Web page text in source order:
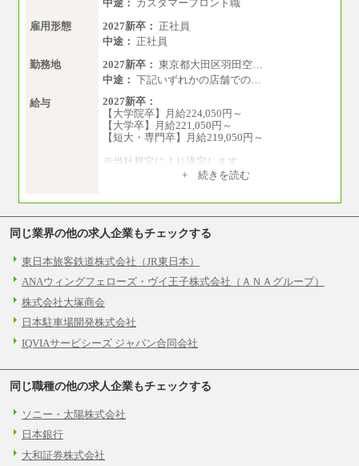
総合職 月給242,000円＋地域間調整給
訪日事業職 月給202,000～227,000円＋地域間
調整給
※詳細はJTBキャリアサイトよりご確認くださ
い。
■(株)JTBビジネストランスフォーム
総合職 月給205,000～225,000円＋地域間調整
給
エリア総合職 月給185,000円＋地域間調整給
※詳細はJTBキャリアサイトよりご確認くださ
い。
■(株)JTBデータサービス ※2027年新卒募集終
総合職 月給186,000～194,000円＋地域手当
※詳細はJTBキャリアサイトよりご確認くださ
い。
■I&Jデジタルイノベーション(株)
総合職 月給224,500～242,600円＋地域手当
※詳細はJTBキャリアサイトよりご確認くださ
い。
＜有期社員コース＞
■(株)JTBビジネストランスフォーム
有期契約職 月給185,000～195,000円
※詳細はJTBキャリアサイトよりご確認くださ
■(株)JTBパブリッシング ※2027年新卒募集終
総合職 月給241,000円
中途：
③月給172,500円以上
中途：
カスタマーフロント職
雇用形態
2027新卒： 正社員
中途： 正社員
勤務地
2027新卒： 東京都大田区羽田空…
中途： 下記いずれかの店舗での…
給与
2027新卒：
【大学院卒】月給224,050円～
【大学卒】月給221,050円～
【短大・専門卒】月給219,050円～
※当社規定により決定します。
※試用期間中も給与に変更はございません。
中途：
※年齢・経験等を考慮し決定します
※試用期間中も給与に変更はございません。
+ 続きを読む
同じ業界の他の求人企業もチェックする
東日本旅客鉄道株式会社（JR東日本）
ANAウィングフェローズ・ヴイ王子株式会社（ＡＮＡグループ）
株式会社大塚商会
日本駐車場開発株式会社
IQVIAサービシーズ ジャパン合同会社
同じ職種の他の求人企業もチェックする
ソニー・太陽株式会社
日本銀行
大和証券株式会社